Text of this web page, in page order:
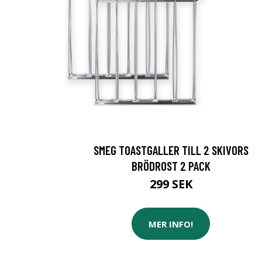
SMEG TOASTGALLER TILL 2 SKIVORS
BRÖDROST 2 PACK
299 SEK
MER INFO!